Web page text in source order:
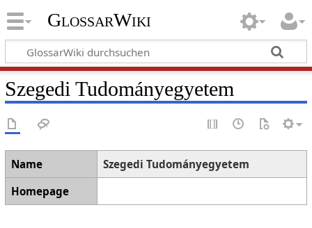
GlossarWiki
Szegedi Tudományegyetem
Name
Szegedi Tudományegyetem
Homepage